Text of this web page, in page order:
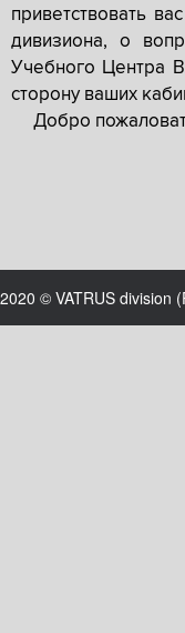
приветствовать
дивизиона, о
Учебного Центра
сторону ваших
Добро
2020 © VATRUS division (